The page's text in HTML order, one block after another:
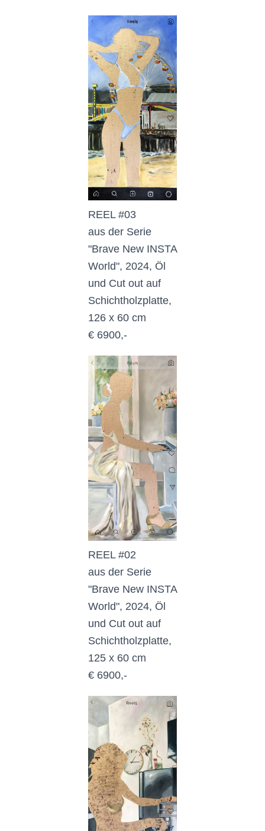
REEL #03
aus der Serie
"Brave New INSTA
World", 2024, Öl
und Cut out auf
Schichtholzplatte,
126 x 60 cm
€ 6900,-
REEL #02
aus der Serie
"Brave New INSTA
World", 2024, Öl
und Cut out auf
Schichtholzplatte,
125 x 60 cm
€ 6900,-